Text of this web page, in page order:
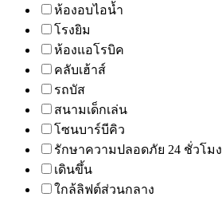
ห้องอบไอน้ำ
โรงยิม
ห้องแอโรบิค
คลับเฮ้าส์
รถบัส
สนามเด็กเล่น
โซนบาร์บีคิว
รักษาความปลอดภัย 24 ชั่วโมง
เดินขึ้น
ใกล้ลิฟต์ส่วนกลาง